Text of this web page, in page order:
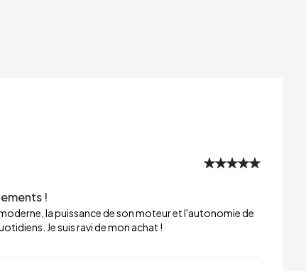
!
la puissance de son moteur et l'autonomie de
Je suis ravi de mon achat !